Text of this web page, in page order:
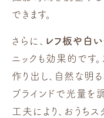
できます。
さらに、 レフ板や白
ニックも効果的です
作り出し、自然な明
ブラインドで光量を
工夫により、おうち